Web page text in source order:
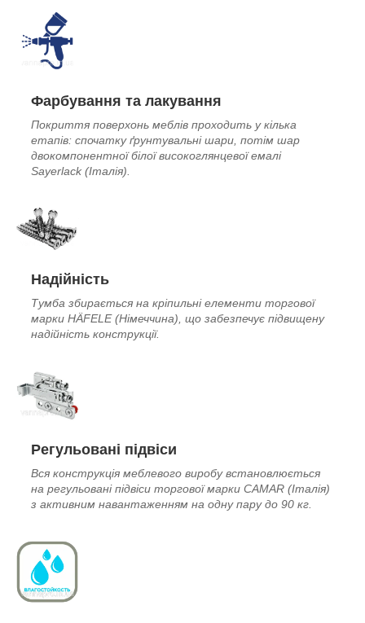
Фарбування та лакування
Покриття поверхонь меблів проходить у кілька
етапів: спочатку ґрунтувальні шари, потім шар
двокомпонентної білої високоглянцевої емалі
Sayerlack (Італія).
Надійність
Тумба збирається на кріпильні елементи торгової
марки HÄFELE (Німеччина), що забезпечує підвищену
надійність конструкції.
Регульовані підвіси
Вся конструкція меблевого виробу встановлюється
на регульовані підвіси торгової марки CAMAR (Італія)
з активним навантаженням на одну пару до 90 кг.